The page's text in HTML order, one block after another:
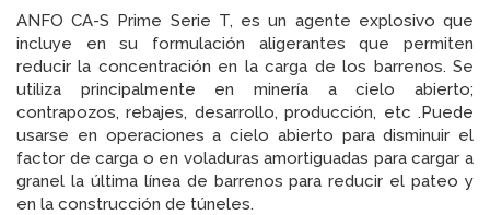
ANFO CA-S Prime Serie T, es un agente explosivo que
incluye en su formulación aligerantes que permiten
reducir la concentración en la carga de los barrenos. Se
utiliza principalmente en minería a cielo abierto;
contrapozos, rebajes, desarrollo, producción, etc .Puede
usarse en operaciones a cielo abierto para disminuir el
factor de carga o en voladuras amortiguadas para cargar a
granel la última línea de barrenos para reducir el pateo y
en la construcción de túneles.